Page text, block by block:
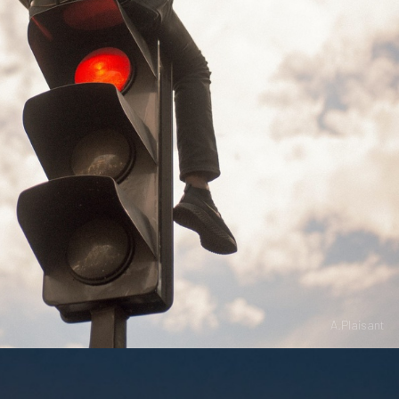
A.Plaisant